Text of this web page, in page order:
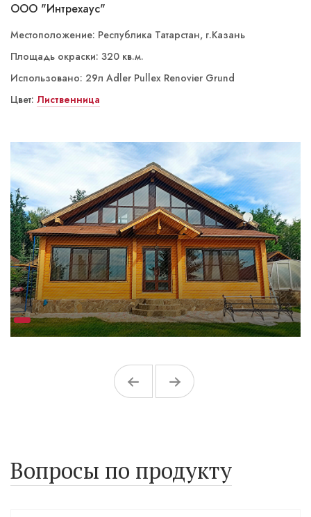
ООО "Интрехаус"
Местоположение: Республика Татарстан, г.Казань
Площадь окраски: 320 кв.м.
Использовано: 29л Adler Pullex Renovier Grund
Цвет: Лиственница
Вопросы по продукту